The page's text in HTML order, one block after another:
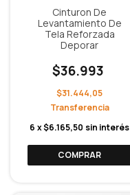
Cinturon De
Levantamiento De
Tela Reforzada
Deporar
$36.993
$31.444,05
6 x$6.165,50 sin interés
COMPRAR